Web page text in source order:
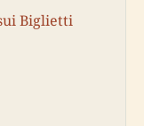
Biglietti